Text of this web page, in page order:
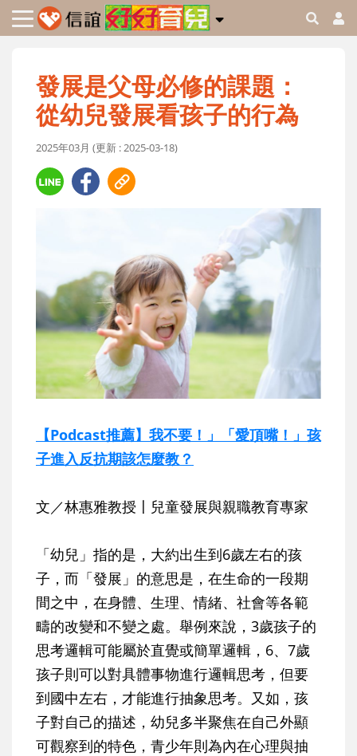
發展是父母必修的課題：
從幼兒發展看孩子的行為
2025年03月 (更新 : 2025-03-18)
【Podcast推薦】我不要！」「愛頂嘴！」孩
子進入反抗期該怎麼教？
文／林惠雅教授〡兒童發展與親職教育專家
「幼兒」指的是，大約出生到6歲左右的孩
子，而「發展」的意思是，在生命的一段期
間之中，在身體、生理、情緒、社會等各範
疇的改變和不變之處。舉例來說，3歲孩子的
思考邏輯可能屬於直覺或簡單邏輯，6、7歲
孩子則可以對具體事物進行邏輯思考，但要
到國中左右，才能進行抽象思考。又如，孩
子對自己的描述，幼兒多半聚焦在自己外顯
可觀察到的特色，青少年則為內在心理與抽